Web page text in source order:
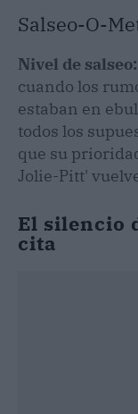
Salseo-O-
Nivel de
cuando los
estaban en
todos los
que su
Jolie-Pitt'
El silencio
cita